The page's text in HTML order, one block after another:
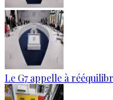
Le G7 appelle à